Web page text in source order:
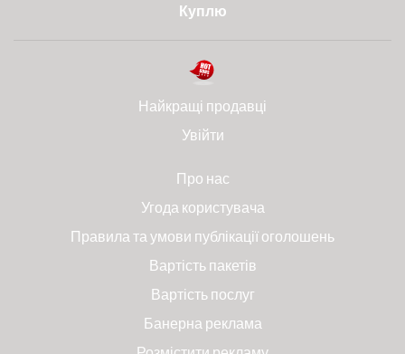
Куплю
Найкращі продавці
Увійти
Про нас
Угода користувача
Правила та умови публікації оголошень
Вартість пакетів
Вартість послуг
Банерна реклама